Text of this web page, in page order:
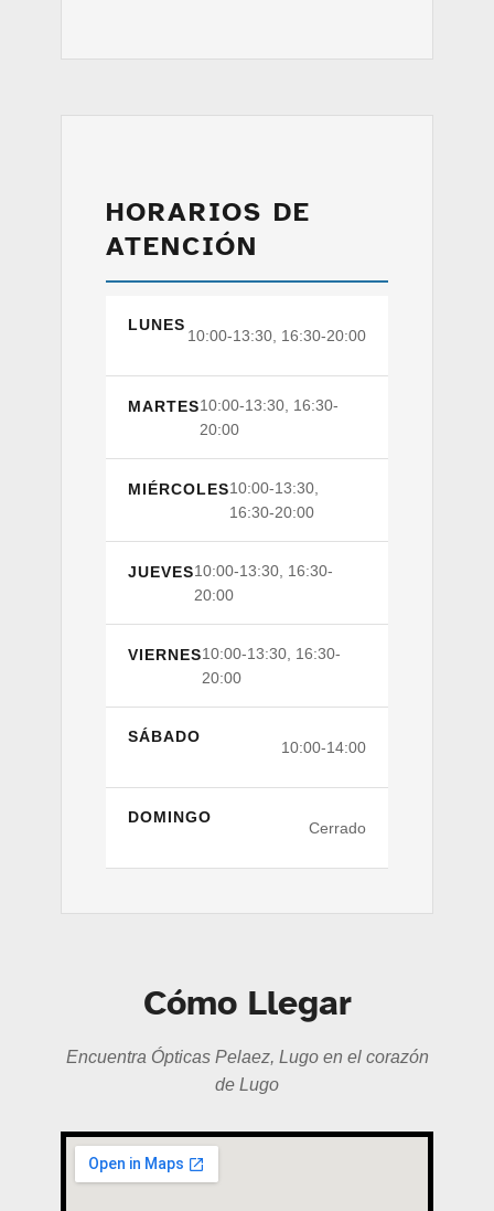
HORARIOS DE
ATENCIÓN
LUNES
10:00-13:30, 16:30-20:00
MARTES10:00-13:30, 16:30-
20:00
MIÉRCOLES10:00-13:30,
16:30-20:00
JUEVES10:00-13:30, 16:30-
20:00
VIERNES10:00-13:30, 16:30-
20:00
SÁBADO
10:00-14:00
DOMINGO
Cerrado
Cómo Llegar
Encuentra Ópticas Pelaez, Lugo en el corazón
de Lugo